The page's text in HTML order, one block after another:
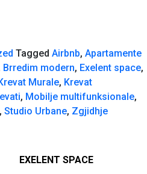
Elektrik?
Cili
është
më
Ju?
Tagged Airbnb, Apartamente
Brredim modern, Exelent space,
Murale, Krevat
, Mobilje multifunksionale,
, Studio Urbane, Zgjidhje
EXELENT SPACE